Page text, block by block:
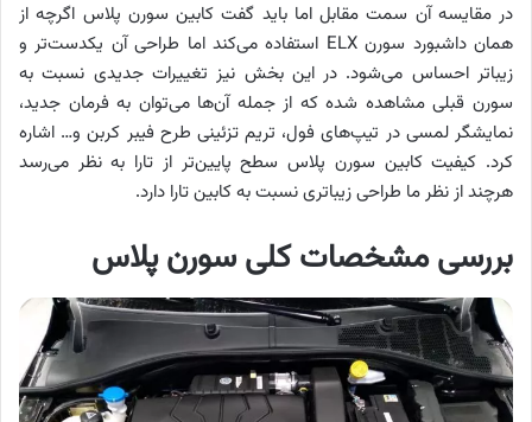
در مقایسه آن سمت مقابل اما باید گفت کابین سورن پلاس اگرچه از
همان داشبورد سورن ELX استفاده می‌کند اما طراحی آن یکدست‌تر و
زیباتر احساس می‌شود. در این بخش نیز تغییرات جدیدی نسبت به
سورن قبلی مشاهده شده که از جمله آن‌ها می‌توان به فرمان جدید،
نمایشگر لمسی در تیپ‌های فول، تریم تزئینی طرح فیبر کربن و… اشاره
کرد. کیفیت کابین سورن پلاس سطح پایین‌تر از تارا به نظر می‌رسد
هرچند از نظر ما طراحی زیباتری نسبت به کابین تارا دارد.
بررسی مشخصات کلی سورن پلاس